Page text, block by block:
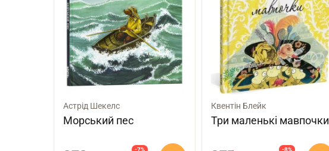
Астрід Шекелс
Морський пес
-7%
Квентін Блейк
Три маленькі мавпочки
-8%